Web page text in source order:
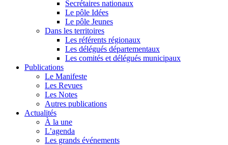
Secrétaires nationaux
Le pôle Idées
Le pôle Jeunes
Dans les territoires
Les référents régionaux
Les délégués départementaux
Les comités et délégués municipaux
Publications
Le Manifeste
Les Revues
Les Notes
Autres publications
Actualités
À la une
L’agenda
Les grands événements